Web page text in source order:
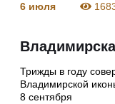
6 июля
Трижды в году
Владимирской
8 сентября